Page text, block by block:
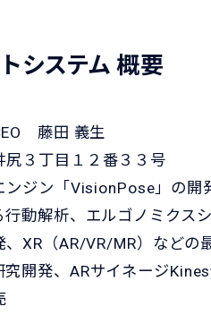
システム 概要
藤田 義生
尻３丁目１２番３３号
ンジン「VisionPose」の開
行動解析、エルゴノミクス
、XR（AR/VR/MR）などの
究開発、ARサイネージ